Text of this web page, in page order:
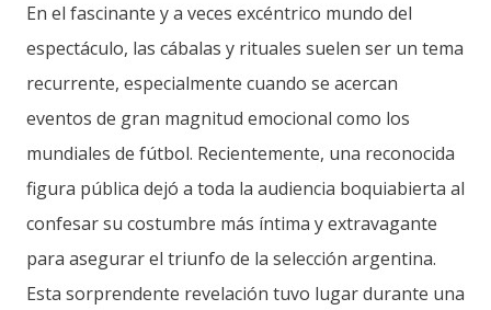
En el fascinante y a veces excéntrico mundo del
espectáculo, las cábalas y rituales suelen ser un tema
recurrente, especialmente cuando se acercan
eventos de gran magnitud emocional como los
mundiales de fútbol. Recientemente, una reconocida
figura pública dejó a toda la audiencia boquiabierta al
confesar su costumbre más íntima y extravagante
para asegurar el triunfo de la selección argentina.
Esta sorprendente revelación tuvo lugar durante una